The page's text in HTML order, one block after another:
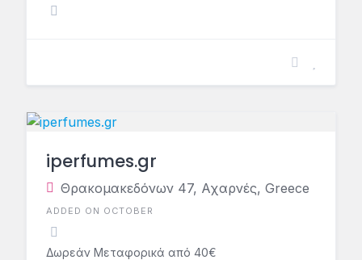
iperfumes.gr
Θρακομακεδόνων 47, Αχαρνές, Greece
ADDED ON OCTOBER
Δωρεάν Μεταφορικά από 40€